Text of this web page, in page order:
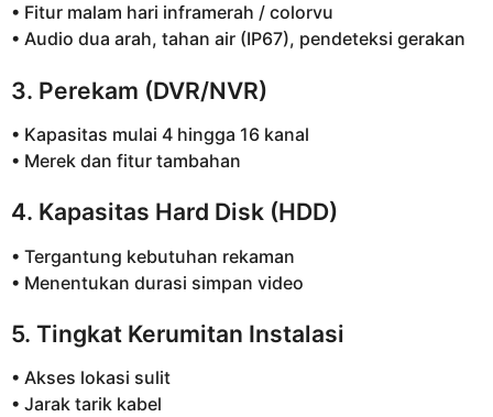
• Fitur malam hari inframerah / colorvu
• Audio dua arah, tahan air (IP67), pendeteksi gerakan
3. Perekam (DVR/NVR)
• Kapasitas mulai 4 hingga 16 kanal
• Merek dan fitur tambahan
4. Kapasitas Hard Disk (HDD)
• Tergantung kebutuhan rekaman
• Menentukan durasi simpan video
5. Tingkat Kerumitan Instalasi
• Akses lokasi sulit
• Jarak tarik kabel